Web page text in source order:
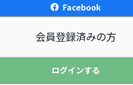
Facebook
会員登録済みの方
ログインする